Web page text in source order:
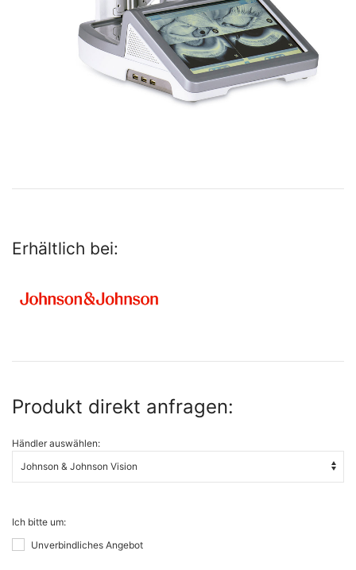
Erhältlich bei:
Produkt direkt anfragen:
Händler auswählen:
Ich bitte um:
Unverbindliches Angebot